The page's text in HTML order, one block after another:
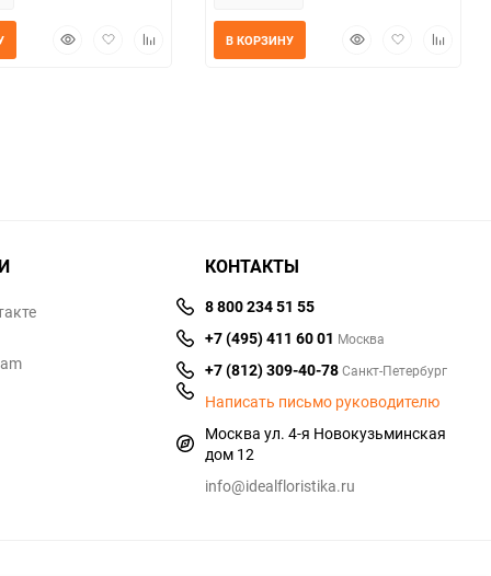
БыстрыйДобавитьДобавить
БыстрыйДобавить
В КОРЗИНУ
КОНТАКТЫ
8 800 234 51 55
+7 (495) 411 60 01 Москва
+7 (812) 309-40-78Санкт-Петербург
Написать письмо руководителю
Москва ул. 4-я Новокузьминская
дом 12
info@idealfloristika.ru